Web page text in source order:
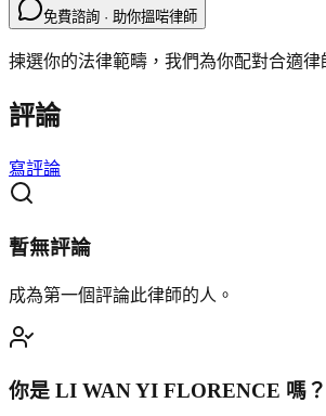
免費諮詢 · 助你搵啱律師
揀選你的法律範疇，我們為你配對合適律
評論
寫評論
暫無評論
成為第一個評論此律師的人。
你是 LI WAN YI FLORENCE 嗎？